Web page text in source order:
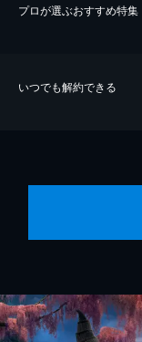
プロが選ぶおすすめ特集
いつでも解約できる